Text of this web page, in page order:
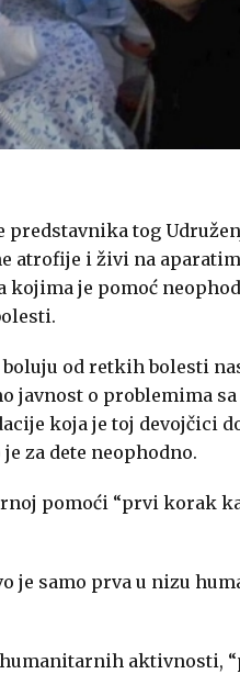
predstavnika tog
i živi na
je pomoć
boluju od retkih bolesti
javnost o problemima
koja je toj devojčici
za dete neophodno.
pomoći “prvi korak
je samo prva u nizu
humanitarnih